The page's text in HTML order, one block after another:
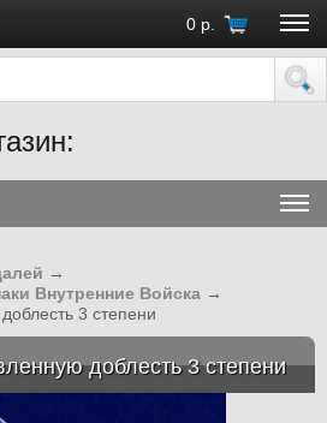
0 р.
до 18:00 (Москва)
→
Внутренние Войска →
3 степени
доблесть 3 степени